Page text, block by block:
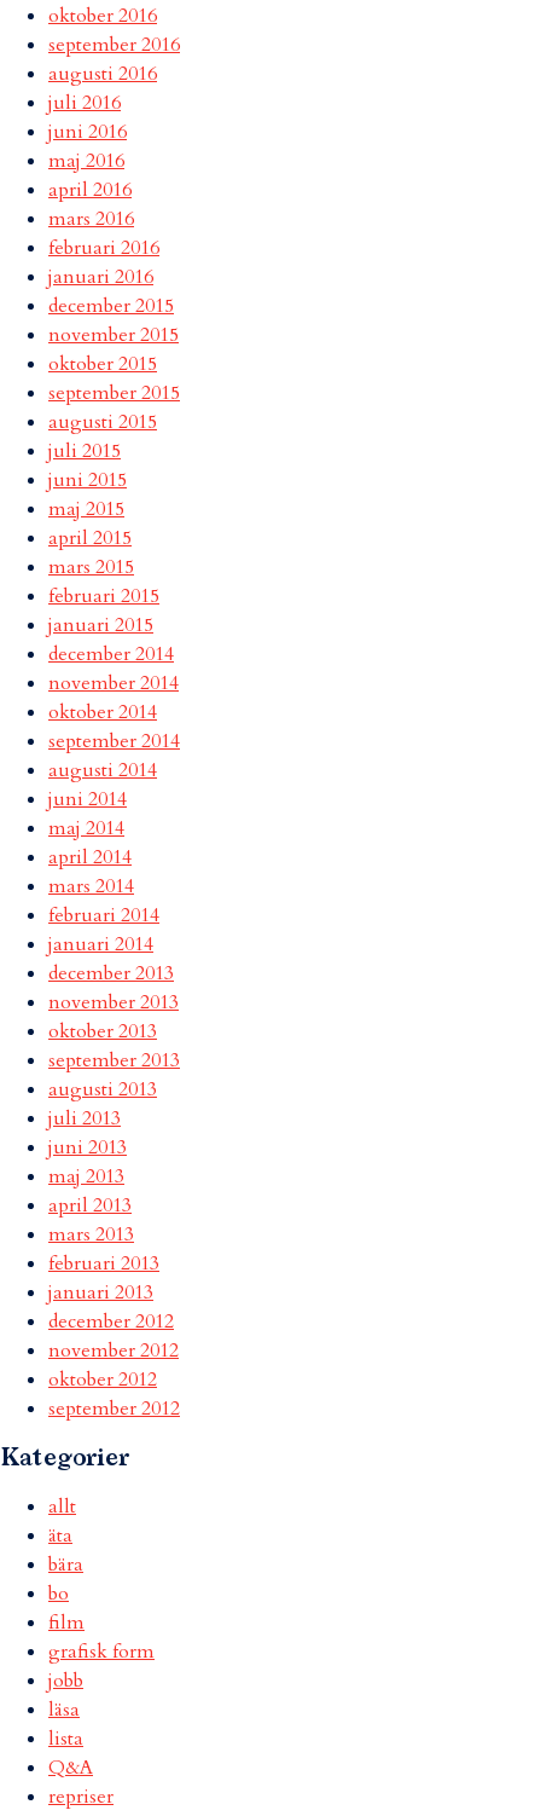
oktober 2016
september 2016
augusti 2016
juli 2016
juni 2016
maj 2016
april 2016
mars 2016
februari 2016
januari 2016
december 2015
november 2015
oktober 2015
september 2015
augusti 2015
juli 2015
juni 2015
maj 2015
april 2015
mars 2015
februari 2015
januari 2015
december 2014
november 2014
oktober 2014
september 2014
augusti 2014
juni 2014
maj 2014
april 2014
mars 2014
februari 2014
januari 2014
december 2013
november 2013
oktober 2013
september 2013
augusti 2013
juli 2013
juni 2013
maj 2013
april 2013
mars 2013
februari 2013
januari 2013
december 2012
november 2012
oktober 2012
september 2012
Kategorier
allt
äta
bära
bo
film
grafisk form
jobb
läsa
lista
Q&A
repriser